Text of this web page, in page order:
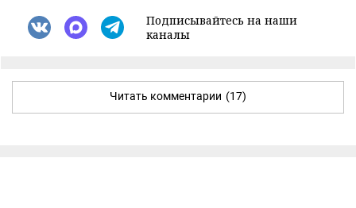
Подписывайтесь на наши
каналы
Читать комментарии (17)